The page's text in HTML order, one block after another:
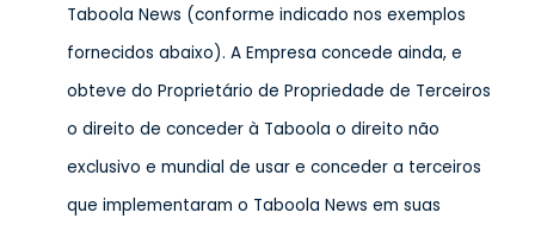
Taboola News (conforme indicado nos exemplos
fornecidos abaixo). A Empresa concede ainda, e
obteve do Proprietário de Propriedade de Terceiros
o direito de conceder à Taboola o direito não
exclusivo e mundial de usar e conceder a terceiros
que implementaram o Taboola News em suas